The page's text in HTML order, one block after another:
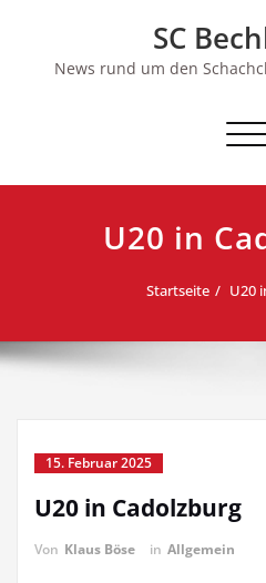
SC
News rund um den
U20 in
Startseite U20
15. Februar 2025
U20 in Cadolzburg
Von Klaus Böse in Allgemein